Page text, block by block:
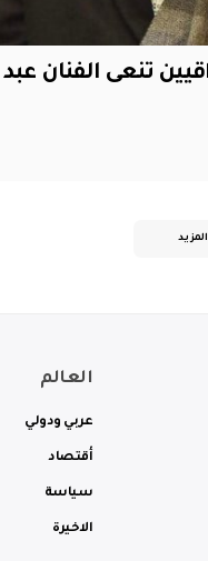
تنعى الفنان عبد
المزيد
العالم
عربي ودولي
أقتصاد
سياسة
الاخيرة